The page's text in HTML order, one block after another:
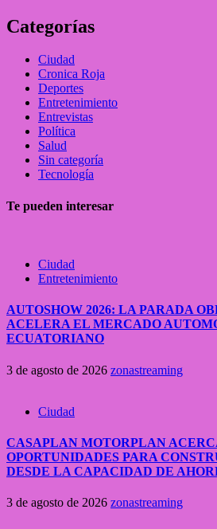
Categorías
Ciudad
Cronica Roja
Deportes
Entretenimiento
Entrevistas
Política
Salud
Sin categoría
Tecnología
Te pueden interesar
Ciudad
Entretenimiento
AUTOSHOW 2026: LA PARADA
ACELERA EL MERCADO
ECUATORIANO
3 de agosto de 2026 zonastreaming
Ciudad
CASAPLAN MOTORPLAN
OPORTUNIDADES PARA
DESDE LA CAPACIDAD DE
3 de agosto de 2026 zonastreaming